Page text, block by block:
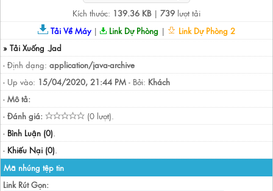
Kích thước: 139.36 KB| 739 lượt tải
Tải Về Máy| Link Dự Phòng |
Link Dự Phòng 2
» Tải Xuống .Jad
- Định dạng: application/java-archive
- Up vào: 15/04/2020, 21:44 PM - Bởi: Khách
- Mô tả:
- Đánh giá:
(0 lượt).
- Bình Luận (0).
- Khiếu Nại (0).
Mã nhúng tệp tin
Link Rút Gọn: